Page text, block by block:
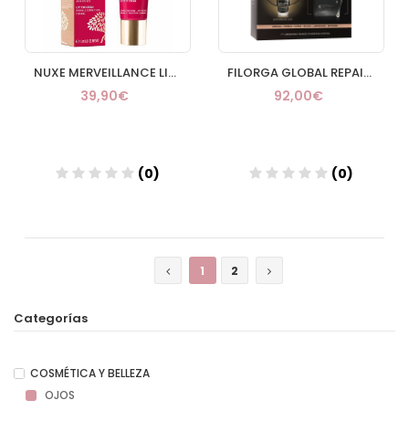
NUXE MERVEILLANCE LIF EYE OJERAS Y ARRUGAS 12 ML
39,90€
(0)
FILORGA GLOBAL REPAIR EYES
92,00€
(0)
1
2
Categorías
COSMÉTICA Y BELLEZA
OJOS